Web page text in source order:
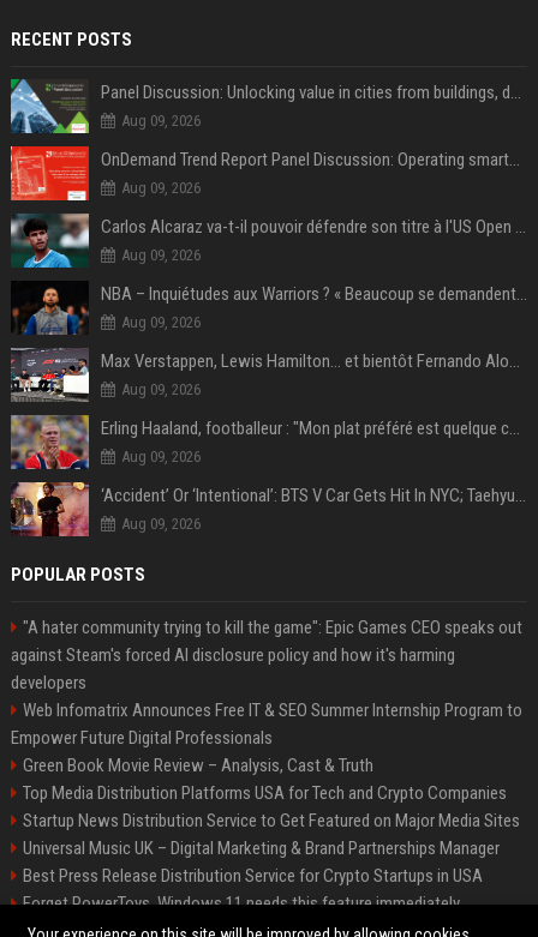
RECENT POSTS
Panel Discussion: Unlocking value in cities from buildings, data and AI
Aug 09, 2026
OnDemand Trend Report Panel Discussion: Operating smarter: using digital twins and AI to reshape urban infrastructure management
Aug 09, 2026
Carlos Alcaraz va-t-il pouvoir défendre son titre à l'US Open ? Steve Johnson répond
Aug 09, 2026
NBA – Inquiétudes aux Warriors ? « Beaucoup se demandent si l’état d’esprit de Stephen Curry pourrait évoluer »
Aug 09, 2026
Max Verstappen, Lewis Hamilton… et bientôt Fernando Alonso ? Le classement des pilotes les mieux payés en Formule 1 risque de changer !
Aug 09, 2026
Erling Haaland, footballeur : "Mon plat préféré est quelque chose que je ne peux presque jamais manger. Mais je dois l'avouer, j'adore ça"
Aug 09, 2026
‘Accident’ Or ‘Intentional’: BTS V Car Gets Hit In NYC; Taehyung's Road Accident Sparks Concern Among Fans
Aug 09, 2026
POPULAR POSTS
"A hater community trying to kill the game": Epic Games CEO speaks out
against Steam's forced AI disclosure policy and how it's harming
developers
Web Infomatrix Announces Free IT & SEO Summer Internship Program to
Empower Future Digital Professionals
Green Book Movie Review – Analysis, Cast & Truth
Top Media Distribution Platforms USA for Tech and Crypto Companies
Startup News Distribution Service to Get Featured on Major Media Sites
Universal Music UK – Digital Marketing & Brand Partnerships Manager
Best Press Release Distribution Service for Crypto Startups in USA
Forget PowerToys, Windows 11 needs this feature immediately
Premium Crypto Press Release Distribution for Instant Media Coverage